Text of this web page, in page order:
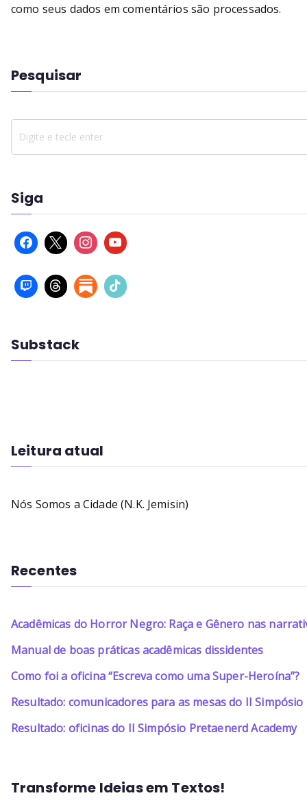
como seus dados em comentários são processados.
Pesquisar
Siga
Substack
Leitura atual
Nós Somos a Cidade (N.K. Jemisin)
Recentes
Acadêmicas do Horror Negro: Raça e Gênero nas
Manual de boas práticas acadêmicas dissidentes
Como foi a oficina “Escreva como uma Super-Heroína”?
Resultado: comunicadores para as mesas do II
Resultado: oficinas do II Simpósio Pretaenerd Academy
Transforme Ideias em Textos!